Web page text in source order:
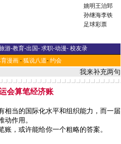
姚明王治郅
孙继海李铁
足球彩票
游-教育-出国- 求职-动漫- 校友录
漫画 - 狐说八道- 约会
我来补充两句
会算笔经济账
当的国际化水平和组织能力，而一届
动作用。
，或许能给你一个粗略的答案。